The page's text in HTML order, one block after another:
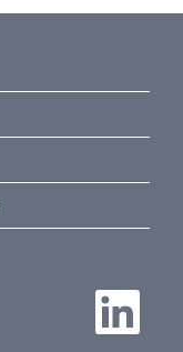
在新选项卡